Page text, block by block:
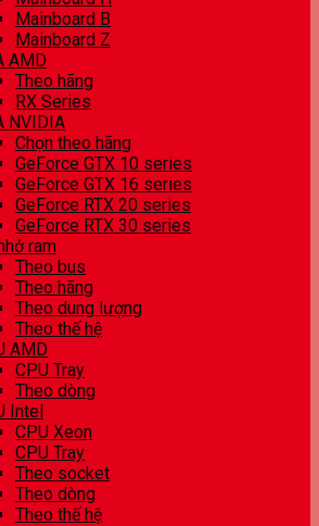
Mainboard B
Mainboard Z
AMD
Theo hãng
RX Series
NVIDIA
Chọn theo hãng
GeForce GTX 10 series
GeForce GTX 16 series
GeForce RTX 20 series
GeForce RTX 30 series
ram
Theo bus
Theo hãng
Theo dung lượng
Theo thế hệ
AMD
CPU Tray
Theo dòng
Intel
CPU Xeon
CPU Tray
Theo socket
Theo dòng
Theo thế hệ